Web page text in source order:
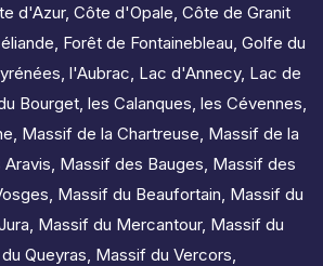
d'Azur, Côte d'Opale, Côte de Granit
, Forêt de Fontainebleau, Golfe du
, l'Aubrac, Lac d'Annecy, Lac de
Bourget, les Calanques, les Cévennes,
, Massif de la Chartreuse, Massif de la
, Massif des Bauges, Massif des
, Massif du Beaufortain, Massif du
, Massif du Mercantour, Massif du
Queyras, Massif du Vercors,